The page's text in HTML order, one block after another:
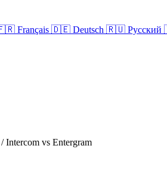
Français 🇩🇪 Deutsch 🇷🇺 Русский
/ Intercom vs Entergram